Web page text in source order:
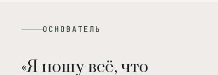
ОСНОВАТЕЛЬ
«Я ношу всё, что